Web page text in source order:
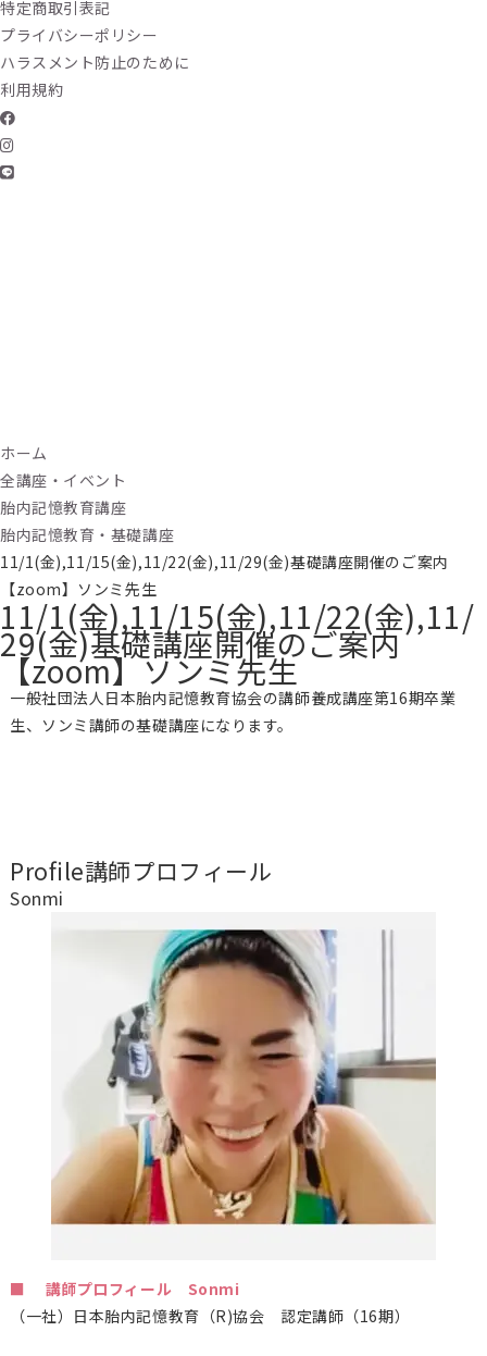
特定商取引表記
プライバシーポリシー
ハラスメント防止のために
利用規約
ホーム
全講座・イベント
胎内記憶教育講座
胎内記憶教育・基礎講座
11/1(金),11/15(金),11/22(金),11/29(金)基礎講座開催のご案内
【zoom】ソンミ先生
11/1(金),11/15(金),11/22(金),11/
29(金)基礎講座開催のご案内
【zoom】ソンミ先生
一般社団法人日本胎内記憶教育協会の講師養成講座第16期卒業
生、ソンミ講師の基礎講座になります。
Profile講師プロフィール
Sonmi
■ 講師プロフィール Sonmi
（一社）日本胎内記憶教育（R)協会 認定講師（16期）